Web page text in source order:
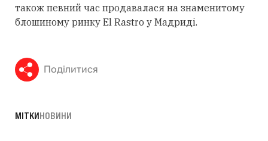
також певний час продавалася на знаменитому
блошиному ринку El Rastro у Мадриді.
Поділитися
МІТКИНОВИНИ